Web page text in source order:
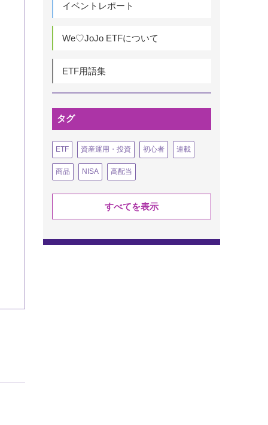
イベントレポート
We♡JoJo ETFについて
ETF用語集
タグ
ETF 資産運用・投資 初心者 連載
商品 NISA 高配当
すべてを表示